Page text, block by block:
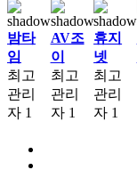
밤타
임
최고
관리
자 1
AV조
이
최고
관리
자 1
휴지
넷
최고
관리
자 1